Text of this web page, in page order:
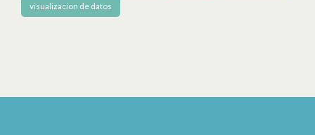
visualizacion de datos